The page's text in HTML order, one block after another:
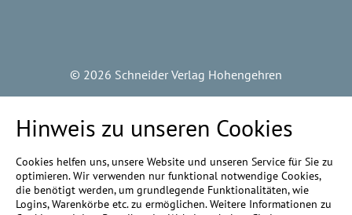
© 2026 Schneider Verlag Hohengehren
Hinweis zu unseren Cookies
Cookies helfen uns, unsere Website und unseren Service für Sie zu
optimieren. Wir verwenden nur funktional notwendige Cookies,
die benötigt werden, um grundlegende Funktionalitäten, wie
Logins, Warenkörbe etc. zu ermöglichen. Weitere Informationen zu